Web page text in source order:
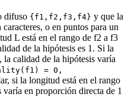
difuso {f1,f2,f3,f4} y que la
o en puntos para un
L está en el rango de f2 a f3
de la hipótesis es 1. Si la
calidad de la hipótesis varía
= 0,
si la longitud está en el rango
en proporción directa de 1